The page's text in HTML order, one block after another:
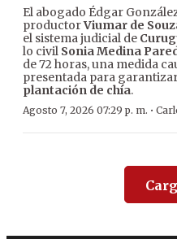
El abogado Édgar
productorViumar de
el sistema judicial de
lo civil Sonia Medina
de 72 horas, una medida
presentada para
plantación de chía.
Agosto 7, 2026 07:29 p. m. ·